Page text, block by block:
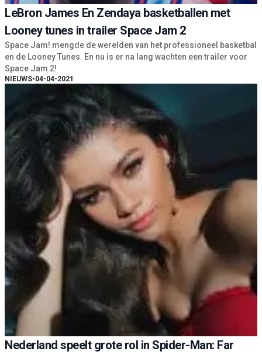
LeBron James En Zendaya basketballen met
Looney tunes in trailer Space Jam 2
Space Jam! mengde de werelden van het professioneel basketbal
en de Looney Tunes. En nu is er na lang wachten een trailer voor
Space Jam 2!
NIEUWS•04-04-2021
Nederland speelt grote rol in Spider-Man: Far